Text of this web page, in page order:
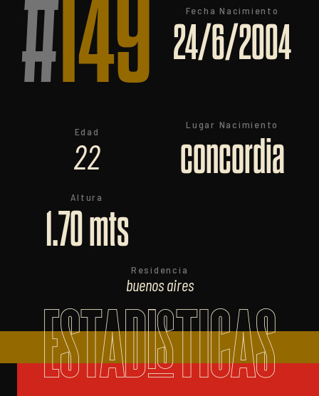
#149 Fecha Nacimiento
24/6/2004
Edad
22
Lugar Nacimiento
concordia
Altura
1.70 mts
Residencia
buenos aires
ESTADISTICAS